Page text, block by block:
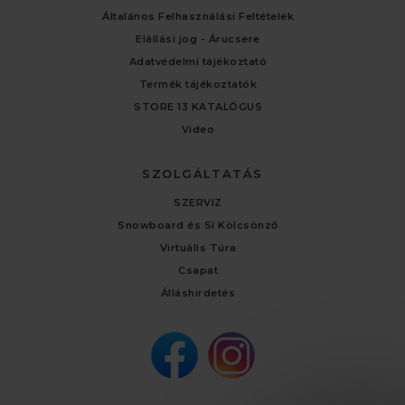
Általános Felhasználási Feltételek
Elállási jog - Árucsere
Adatvédelmi tájékoztató
Termék tájékoztatók
STORE 13 KATALÓGUS
Video
SZOLGÁLTATÁS
SZERVIZ
Snowboard és Sí Kölcsönző
Virtuális Túra
Csapat
Álláshirdetés